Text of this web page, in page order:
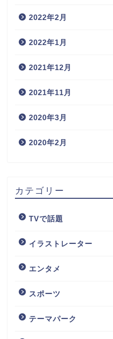
2022年2月
2022年1月
2021年12月
2021年11月
2020年3月
2020年2月
カテゴリー
TVで話題
イラストレーター
エンタメ
スポーツ
テーマパーク